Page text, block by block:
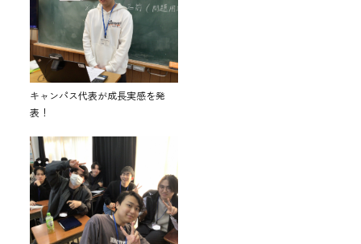
キャンパス代表が成長実感を発
表！